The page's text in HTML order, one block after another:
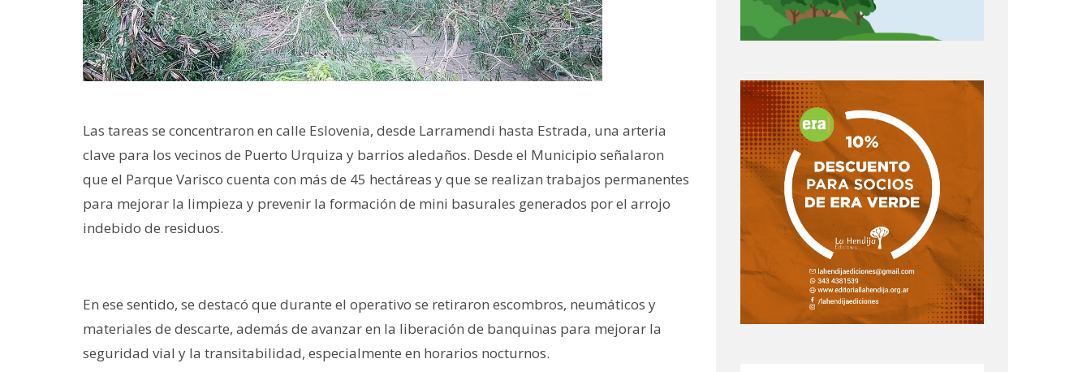
Las tareas se concentraron en calle Eslovenia, desde Larramendi hasta Estrada, una arteria
clave para los vecinos de Puerto Urquiza y barrios aledaños. Desde el Municipio señalaron
que el Parque Varisco cuenta con más de 45 hectáreas y que se realizan trabajos permanentes
para mejorar la limpieza y prevenir la formación de mini basurales generados por el arrojo
indebido de residuos.
En ese sentido, se destacó que durante el operativo se retiraron escombros, neumáticos y
materiales de descarte, además de avanzar en la liberación de banquinas para mejorar la
seguridad vial y la transitabilidad, especialmente en horarios nocturnos.